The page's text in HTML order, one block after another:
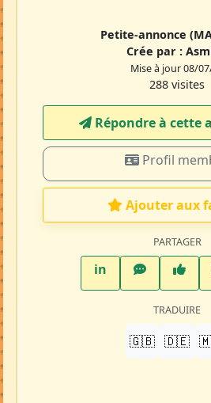
Petite-annonce
Crée par :
Mise à jour 08/
288 visites
Répondre à cette
Profil
Ajouter aux
PARTAGER
inLinkedInWhatsApp
TRADUIRE
🇬🇧 🇩🇪